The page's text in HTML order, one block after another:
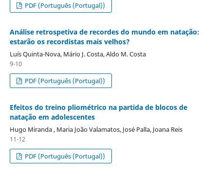
PDF (Português (Portugal))
Análise retrospetiva de recordes do mundo em natação:
estarão os recordistas mais velhos?
Luís Quinta-Nova, Mário J. Costa, Aldo M. Costa
9-10
PDF (Português (Portugal))
Efeitos do treino pliométrico na partida de blocos de
natação em adolescentes
Hugo Miranda , Maria João Valamatos, José Palla, Joana Reis
11-12
PDF (Português (Portugal))